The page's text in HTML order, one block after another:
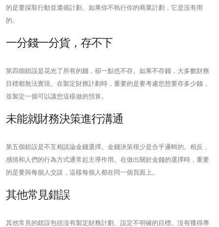
的是要採取行動並遵循計劃。如果你不執行你的商業計劃，它是沒有用
的。
一分錢​​一分貨，存不下
第四個錯誤是花光了所有的錢，卻一點也不存。如果不存錢，大多數財務
目標都無法實現。在製定財務計劃時，重要的是要考慮您想要存多少錢，
並製定一個可以讓您這樣做的預算。
未能就財務決策進行溝通
第五個錯誤是不互相談論金錢選擇。金錢決策很少是合乎邏輯的。相反，
感情和人們的行為方式通常起主導作用。在做出關於金錢的選擇時，重要
的是要與每個人交談，這樣每個人都在同一個頁面上。
其他常見錯誤
其他常見的錯誤包括沒有製定財務計劃、設定不明確的目標、沒有獲得專